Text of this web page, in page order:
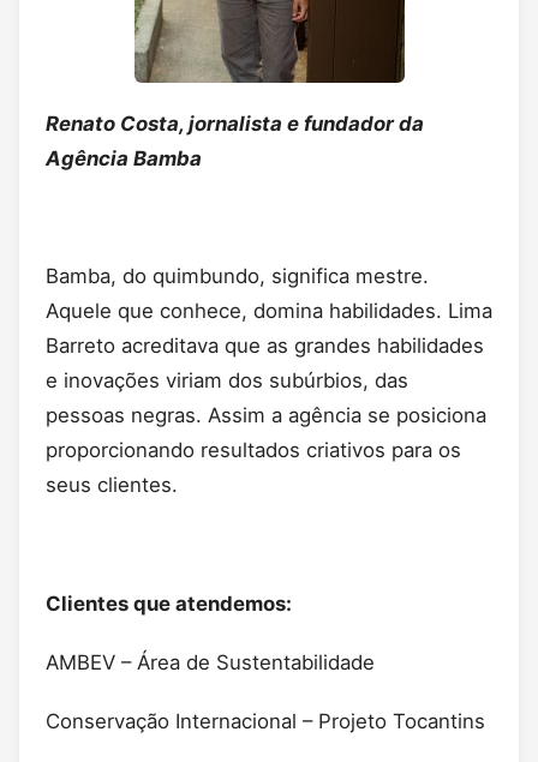
Renato Costa, jornalista e fundador da
Agência Bamba
Bamba, do quimbundo, significa mestre.
Aquele que conhece, domina habilidades. Lima
Barreto acreditava que as grandes habilidades
e inovações viriam dos subúrbios, das
pessoas negras. Assim a agência se posiciona
proporcionando resultados criativos para os
seus clientes.
Clientes que atendemos:
AMBEV – Área de Sustentabilidade
Conservação Internacional – Projeto Tocantins